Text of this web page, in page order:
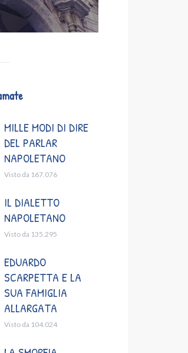
MILLE MODI DI DIRE
DEL PARLAR
NAPOLETANO
Visto da 167.076
IL DIALETTO
NAPOLETANO
Visto da 135.295
EDUARDO
SCARPETTA E LA
SUA FAMIGLIA
ALLARGATA
Visto da 104.024